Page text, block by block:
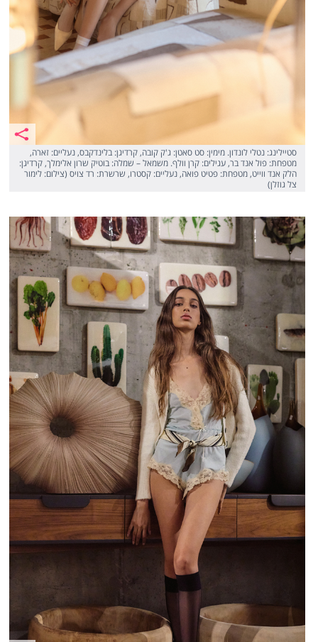
סטיילינג: נטלי לונדון. מימין: סט סאטן: ג'ק קובה, קרדיגן: בלינדקבס, נעליים: זארה,
מטפחת: פול אנד בר, עגילים: קרן וולף. משמאל – שמלה: בוטיק שרון אלימלך, קרדיגן:
הלק אנד ווייט, מטפחת: פטיט פואה, נעליים: קסטרו, שרשרת: רד צויס (צילום: לימור
צל גוזלן)